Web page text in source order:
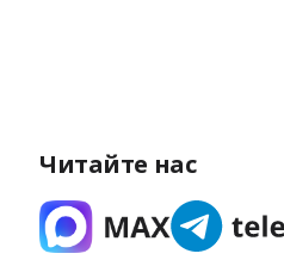
Читайте нас